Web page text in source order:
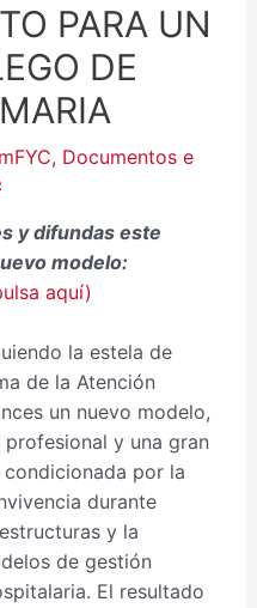
PARA UN
DE
, Documentos e
y difundas este
modelo:
aquí)
la estela de
de la Atención
un nuevo modelo,
y una gran
por la
durante
y la
de gestión
El resultado